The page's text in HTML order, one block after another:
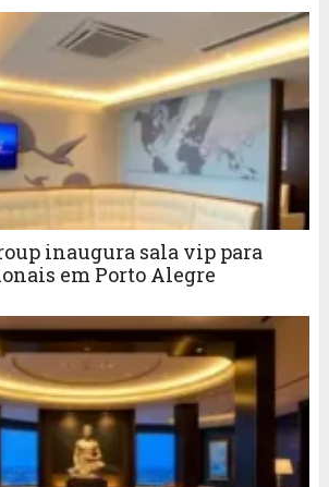
inaugura sala vip para
em Porto Alegre